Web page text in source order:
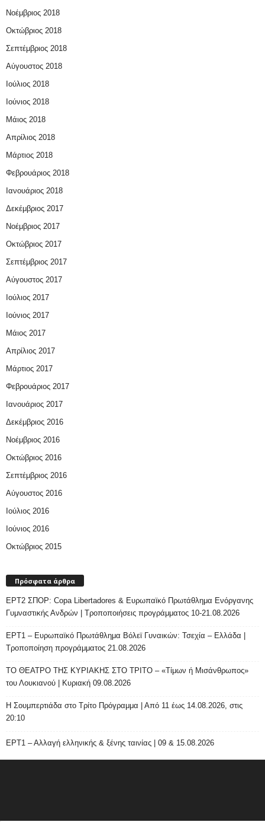
Νοέμβριος 2018
Οκτώβριος 2018
Σεπτέμβριος 2018
Αύγουστος 2018
Ιούλιος 2018
Ιούνιος 2018
Μάιος 2018
Απρίλιος 2018
Μάρτιος 2018
Φεβρουάριος 2018
Ιανουάριος 2018
Δεκέμβριος 2017
Νοέμβριος 2017
Οκτώβριος 2017
Σεπτέμβριος 2017
Αύγουστος 2017
Ιούλιος 2017
Ιούνιος 2017
Μάιος 2017
Απρίλιος 2017
Μάρτιος 2017
Φεβρουάριος 2017
Ιανουάριος 2017
Δεκέμβριος 2016
Νοέμβριος 2016
Οκτώβριος 2016
Σεπτέμβριος 2016
Αύγουστος 2016
Ιούλιος 2016
Ιούνιος 2016
Οκτώβριος 2015
Πρόσφατα άρθρα
ΕΡΤ2 ΣΠΟΡ: Copa Libertadores & Ευρωπαϊκό Πρωτάθλημα Ενόργανης
Γυμναστικής Ανδρών | Τροποποιήσεις προγράμματος 10-21.08.2026
ΕΡΤ1 – Ευρωπαϊκό Πρωτάθλημα Βόλεϊ Γυναικών: Τσεχία – Ελλάδα |
Τροποποίηση προγράμματος 21.08.2026
ΤΟ ΘΕΑΤΡΟ ΤΗΣ ΚΥΡΙΑΚΗΣ ΣΤΟ ΤΡΙΤΟ – «Τίμων ή Μισάνθρωπος»
του Λουκιανού | Κυριακή 09.08.2026
H Σουμπερτιάδα στο Τρίτο Πρόγραμμα | Από 11 έως 14.08.2026, στις
20:10
ΕΡΤ1 – Αλλαγή ελληνικής & ξένης ταινίας | 09 & 15.08.2026